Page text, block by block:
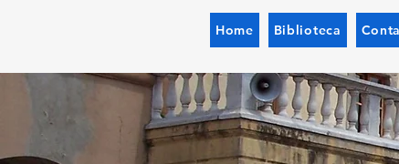
Home Biblioteca